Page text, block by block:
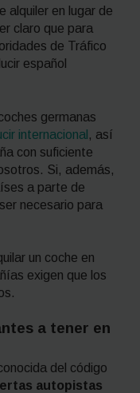
alquiler en lugar de
claro que para
de Tráfico
español
germanas
internacional , así
con suficiente
Si, además,
a parte de
necesario para
un coche en
exigen que los
a tener en
del código
autopistas